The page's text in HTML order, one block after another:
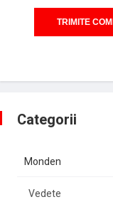
Categorii
Monden
Vedete